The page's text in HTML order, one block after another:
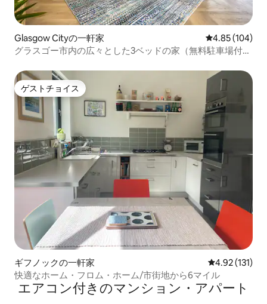
Glasgow Cityの一軒家 レビュー104
4.85 (104)
グラスゴー市内の広々とした3ベッドの家（無料駐車場付
ゲストチョイス
ゲストチョイス
ギフノックの一軒家 レビュー131
4.92 (131)
快適なホーム・フロム・ホーム/市街地から6マイル
エアコン付きのマンション・アパート